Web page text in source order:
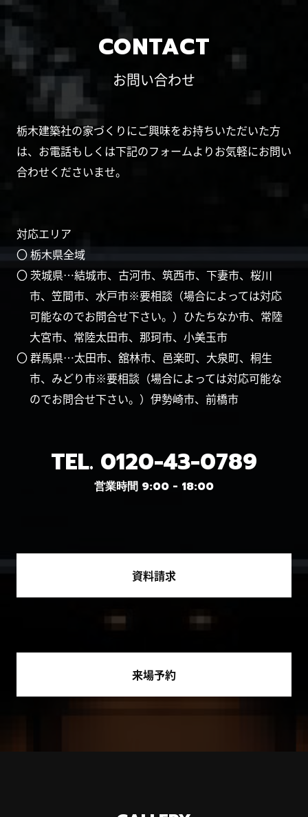
CONTACT
お問い合わせ
栃木建築社の家づくりにご興味をお持ちいただいた方
は、お電話もしくは下記のフォームよりお気軽にお問い
合わせくださいませ。
対応エリア
〇 栃木県全域
〇 茨城県…結城市、古河市、筑西市、下妻市、桜川
市、笠間市、水戸市※要相談（場合によっては対応
可能なのでお問合せ下さい。）ひたちなか市、常陸
大宮市、常陸太田市、那珂市、小美玉市
〇 群馬県…太田市、舘林市、邑楽町、大泉町、桐生
市、みどり市※要相談（場合によっては対応可能な
のでお問合せ下さい。）伊勢崎市、前橋市
TEL. 0120-43-0789
営業時間 9:00 - 18:00
資料請求
来場予約